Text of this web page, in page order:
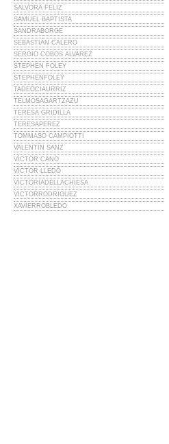
SALVORA FELIZ
SAMUEL BAPTISTA
SANDRABORGE
SEBASTIÁN CALERO
SERGIO COBOS ALVAREZ
STEPHEN FOLEY
STEPHENFOLEY
TADEOCIAURRIZ
TELMOSAGARTZAZU
TERESA GRIDILLA
TERESAPEREZ
TOMMASO CAMPIOTTI
VALENTÍN SANZ
VÍCTOR CANO
VÍCTOR LLEDÓ
VICTORIADELLACHIESA
VICTORRODRIGUEZ
XAVIERROBLEDO